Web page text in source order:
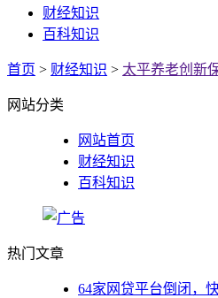
财经知识
百科知识
首页 > 财经知识 > 太平养老创新
网站分类
网站首页
财经知识
百科知识
热门文章
64家网贷平台倒闭，